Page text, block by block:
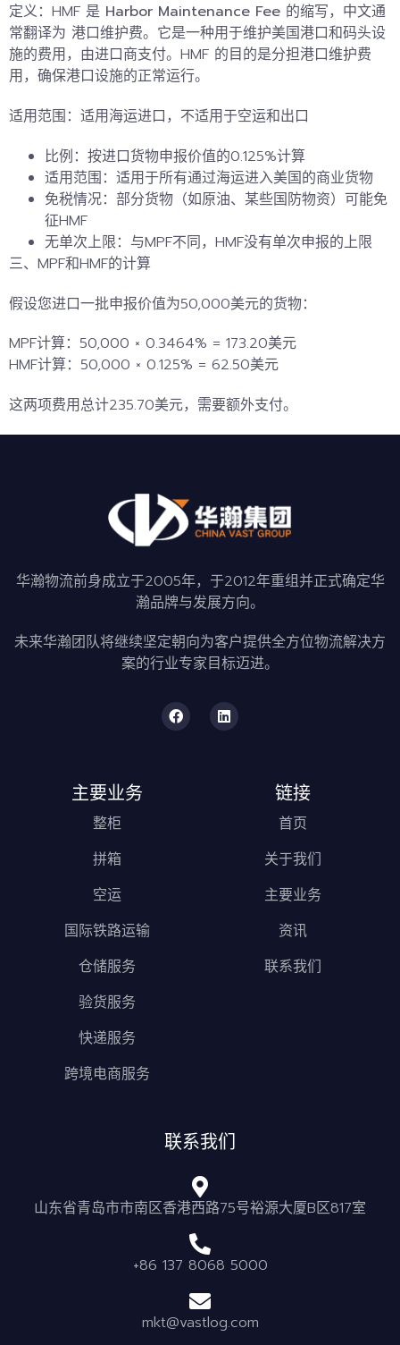
定义： HMF 是 Harbor Maintenance Fee 的缩写，中文通
常翻译为 港口维护费。它是一种用于维护美国港口和码头设
施的费用，由进口商支付。 HMF 的目的是分担港口维护费
用，确保港口设施的正常运行。
适用范围：适用海运进口， 不适用于空运和出口
比例：按进口货物申报价值的0.125%计算
适用范围：适用于所有通过海运进入美国的商业货物
免税情况：部分货物（如原油、某些国防物资）可能免
征HMF
无单次上限：与MPF不同，HMF没有单次申报的上限
三、 MPF和HMF的计算
假设您进口一批申报价值为50,000美元的货物：
MPF计算：50,000 × 0.3464% = 173.20美元
HMF计算：50,000 × 0.125% = 62.50美元
这两项费用总计235.70美元，需要额外支付。
华瀚物流前身成立于2005年，于2012年重组并正式确定华
瀚品牌与发展方向。
未来华瀚团队将继续坚定朝向为客户提供全方位物流解决方
案的行业专家目标迈进。
主要业务
整柜
拼箱
空运
国际铁路运输
仓储服务
验货服务
快递服务
跨境电商服务
链接
首页
关于我们
主要业务
资讯
联系我们
联系我们
山东省青岛市市南区香港西路75号裕源大厦B区817室
+86 137 8068 5000
mkt@vastlog.com